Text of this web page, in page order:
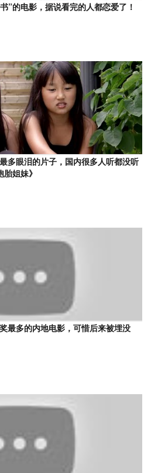
”的电影，据说看完的人都恋爱了！
多眼泪的片子，国内很多人听都没听
姐妹》
最多的内地电影，可惜后来被埋没